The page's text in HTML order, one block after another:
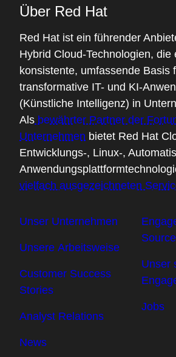
Über Red Hat
Red Hat ist ein führender
Hybrid Cloud-Technologien, die
konsistente, umfassende Basis
transformative IT- und KI-
(Künstliche Intelligenz) in
Als bewährter Partner der
Unternehmen bietet Red Hat
Entwicklungs-, Linux-,
vielfach ausgezeichneten
Unser Unternehmen
Unsere Arbeitsweise
Customer Success
Stories
Analyst Relations
News
Source
Unser
Jobs